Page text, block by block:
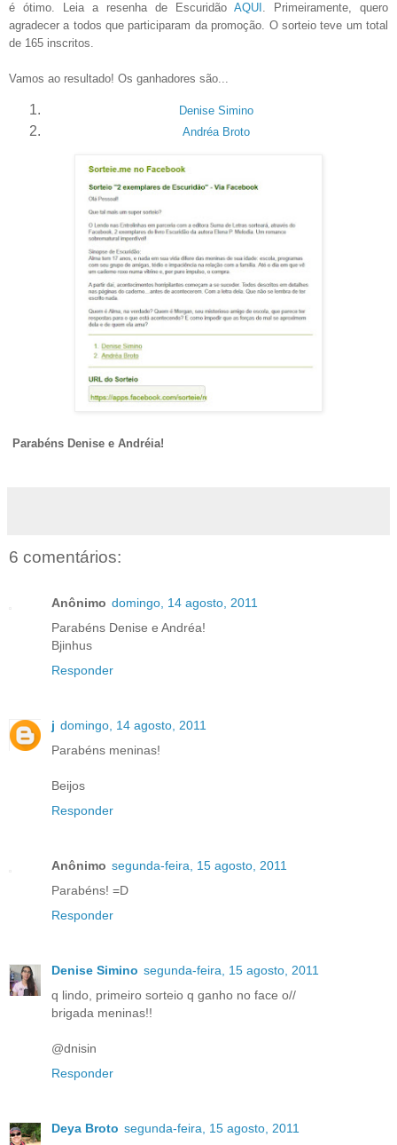
é ótimo. Leia a resenha de Escuridão AQUI . Primeiramente, quero
agradecer a todos que participaram da promoção. O sorteio teve um total
de 165 inscritos.
Vamos ao resultado! Os ganhadores são...
Denise Simino
Andréa Broto
Parabéns Denise e Andréia!
6 comentários:
Anônimo domingo, 14 agosto, 2011
Parabéns Denise e Andréa!
Bjinhus
Responder
j domingo, 14 agosto, 2011
Parabéns meninas!
Beijos
Responder
Anônimo segunda-feira, 15 agosto, 2011
Parabéns! =D
Responder
Denise Simino segunda-feira, 15 agosto, 2011
q lindo, primeiro sorteio q ganho no face o//
brigada meninas!!
@dnisin
Responder
Deya Broto segunda-feira, 15 agosto, 2011